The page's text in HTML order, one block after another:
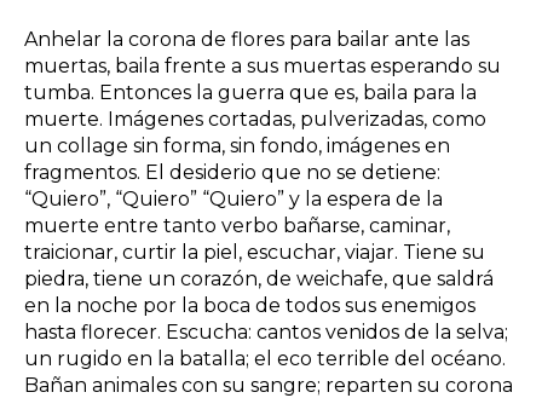
Anhelar la corona de flores para bailar ante las
muertas, baila frente a sus muertas esperando su
tumba. Entonces la guerra que es, baila para la
muerte. Imágenes cortadas, pulverizadas, como
un collage sin forma, sin fondo, imágenes en
fragmentos. El desiderio que no se detiene:
“Quiero”, “Quiero” “Quiero” y la espera de la
muerte entre tanto verbo bañarse, caminar,
traicionar, curtir la piel, escuchar, viajar. Tiene su
piedra, tiene un corazón, de weichafe, que saldrá
en la noche por la boca de todos sus enemigos
hasta florecer. Escucha: cantos venidos de la selva;
un rugido en la batalla; el eco terrible del océano.
Bañan animales con su sangre; reparten su corona